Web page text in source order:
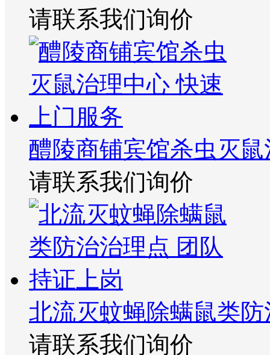
请联系我们询价
醴陵商铺宾馆杀虫灭
请联系我们询价
北流灭蚊蝇除螨鼠类
请联系我们询价